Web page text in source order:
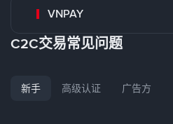
VNPAY
C2C交易常见问题
新手 高级认证 广告方